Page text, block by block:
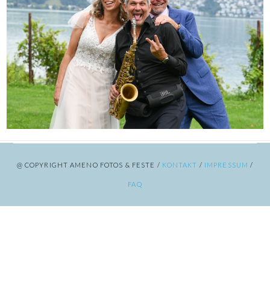
@ COPYRIGHT AMENO FOTOS & FESTE / KONTAKT / IMPRESSUM /
FAQ